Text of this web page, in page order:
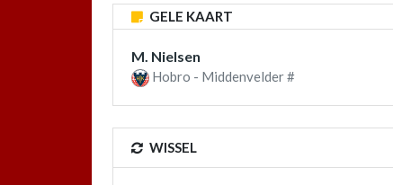
GELE KAART
M. Nielsen
Hobro - Middenvelder #
WISSEL